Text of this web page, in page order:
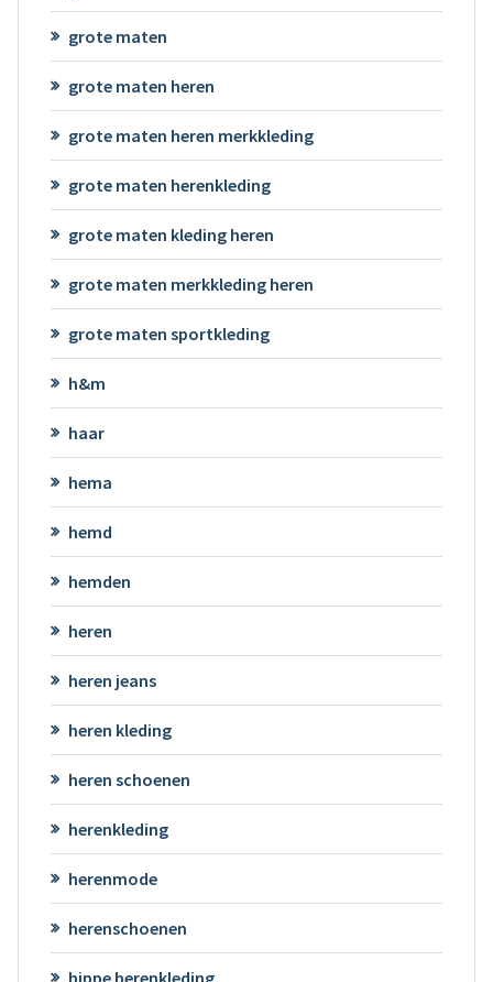
grote maten
grote maten heren
grote maten heren merkkleding
grote maten herenkleding
grote maten kleding heren
grote maten merkkleding heren
grote maten sportkleding
h&m
haar
hema
hemd
hemden
heren
heren jeans
heren kleding
heren schoenen
herenkleding
herenmode
herenschoenen